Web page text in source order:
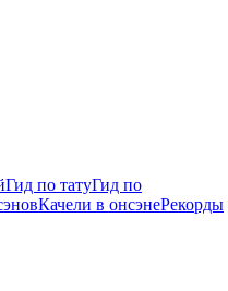
Гид по татуГид по
Качели в онсэнеРекорды